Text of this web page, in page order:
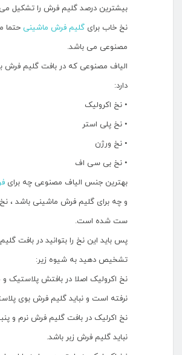
بیشترین درصد گلیم فرش را تشکیل
نخ خاب برای گلیم فرش ماشینی حتما
مصنوعی می باشد.
الیاف مصنوعی که در بافت گلیم فرش
دارد:
• نخ اکرولیک
• نخ پلی استر
• نخ ورژن
• نخ بی سی اف
بهترین جنس الیاف مصنوعی چه برای
و چه برای گلیم فرش ماشینی باشد ،
ست شده است.
پس باید این نخ را بتوانید در بافت
تشخیص دهید به شیوه زیر:
نخ اکرولیک اصلا در بافتش پلاستیک و
نرفته است و نباید گلیم فرش بوی
نخ اکرلیک در بافت گلیم فرش نرم و
نباید گلیم فرش زبر باشد.